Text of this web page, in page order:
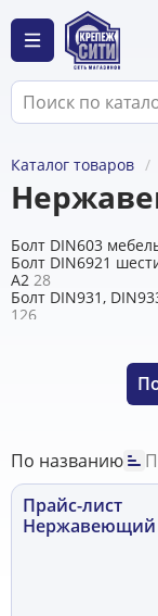
Каталог товаров
Болт DIN603
Болт DIN6921
А2 28
Болт DIN931,
126
Винт DIN7991
Винт DIN84
Винт DIN912
Винт DIN914/913
4
Винт DIN965/963
Гайки
Гайки из
По названию
Прайс-лист
Нержавеющий